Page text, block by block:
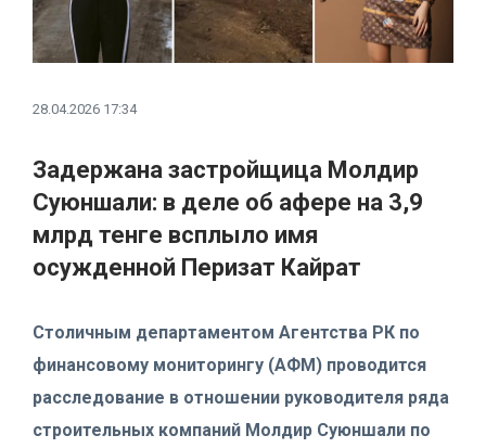
28.04.2026 17:34
Задержана застройщица Молдир
Суюншали: в деле об афере на 3,9
млрд тенге всплыло имя
осужденной Перизат Кайрат
Столичным департаментом Агентства РК по
финансовому мониторингу (АФМ) проводится
расследование в отношении руководителя ряда
строительных компаний Молдир Суюншали по